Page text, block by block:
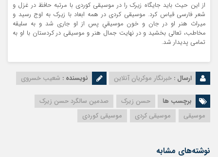
از این حیث باید جایگاه زیرک را در موسیقی کوردی با مرتبه حافظ در غزل و
شعر فارسی قیاس کرد. موسیقی کردی در همه ابعاد با زیرک به اوج رسید و
میراث هنر او در جان و خون موسیقیِ پس از او جاری شد و به سلیقه
مخاطب، تعالی بخشید و در نهایت جمال هنر و موسیقی در کردستان با او به
تمامی پدیدار شد.
ارسال : خبرنگار موکریان آنلاین نویسنده : شعیب خسروی
برچسب ها حسن زیرک
صدمین سالگرد حسن زیرک
موسیقی
موسیقی کردی موسیقی کوردی
نوشته‌های مشابه